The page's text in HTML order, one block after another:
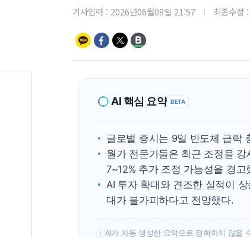
기사입력 : 2026년06월09일 21:57 최종수정 :
AI 핵심 요약 BETA
글로벌 증시는 9일 반도체 급락
월가 전문가들은 최근 조정을
7~12% 추가 조정 가능성을 경고
AI 투자 확대와 견조한 실적이
대가 불가피하다고 전망했다.
! AI가 자동 생성한 요약으로 정확하지 않을